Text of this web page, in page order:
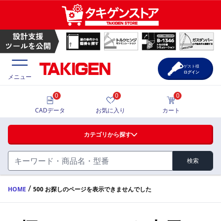
ハンドル・取手・つまみ・周辺機器
FA・A
蝶番・ステー・周辺機器
価格一覧
製品カタログ
メニュー
カテゴリから探す
検索
0
CADデータ
0
お気に入り
0
カート
ゲスト様
ログイン
HOME / 500 お探しのページを表示できませんでした